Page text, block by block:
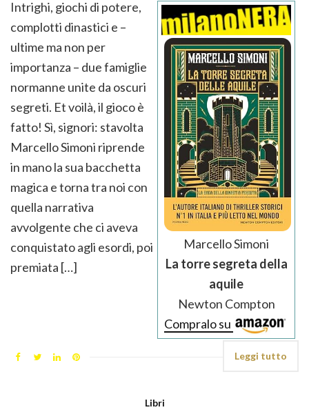
Marcello Simoni
La torre segreta della
aquile
Newton Compton
Compralo su
Intrighi, giochi di potere,
complotti dinastici e –
ultime ma non per
importanza – due famiglie
normanne unite da oscuri
segreti. Et voilà, il gioco è
fatto! Sì, signori: stavolta
Marcello Simoni riprende
in mano la sua bacchetta
magica e torna tra noi con
quella narrativa
avvolgente che ci aveva
conquistato agli esordi, poi
premiata […]
Leggi tutto
Libri